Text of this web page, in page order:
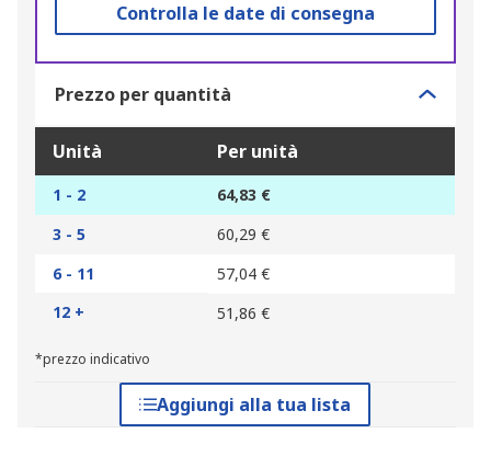
Controlla le date di consegna
Prezzo per quantità
Unità Per unità
1 - 2
64,83 €
3 - 5
60,29 €
6 - 11
57,04 €
12 +
51,86 €
*prezzo indicativo
Aggiungi alla tua lista